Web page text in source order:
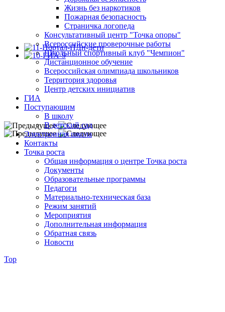
Жизнь без наркотиков
Пожарная безопасность
Страничка логопеда
Консультативный центр "Точка опоры"
Всероссийские проверочные работы
Школьный спортивный клуб "Чемпион"
Дистанционное обучение
Всероссийская олимпиада школьников
Территория здоровья
Центр детских инициатив
ГИА
Поступающим
В школу
В детский сад
Электронная школа
Контакты
Точка роста
Общая информация о центре Точка роста
Документы
Образовательные программы
Педагоги
Материально-техническая база
Режим занятий
Мероприятия
Дополнительная информация
Обратная связь
Новости
Top